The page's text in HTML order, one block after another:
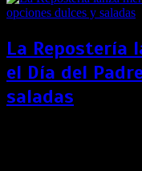
La Repostería
el Día del
saladas